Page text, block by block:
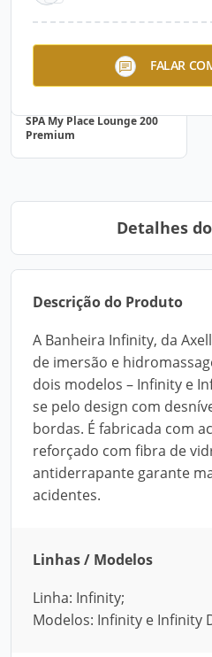
FALAR
SPA My Place Lounge 200
Premium
Detalhes
Descrição do Produto
A Banheira Infinity, da
de imersão e
dois modelos – Infinity e
se pelo design com
bordas. É fabricada com
reforçado com fibra de
antiderrapante garante
acidentes.
Linhas / Modelos
Linha: Infinity;
Modelos: Infinity e Infinity